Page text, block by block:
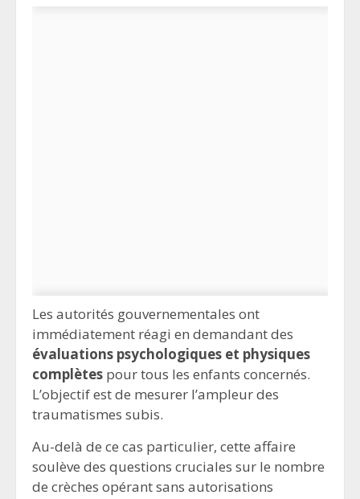
Les autorités gouvernementales ont
immédiatement réagi en demandant des
évaluations psychologiques et physiques
complètes pour tous les enfants concernés.
L’objectif est de mesurer l’ampleur des
traumatismes subis.
Au-delà de ce cas particulier, cette affaire
soulève des questions cruciales sur le nombre
de crèches opérant sans autorisations